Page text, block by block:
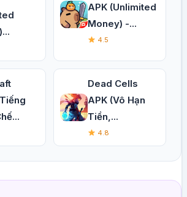
APK (Unlimited
Money) -...
4.5
Dead Cells
APK (Vô Hạn
Tiền,...
4.8